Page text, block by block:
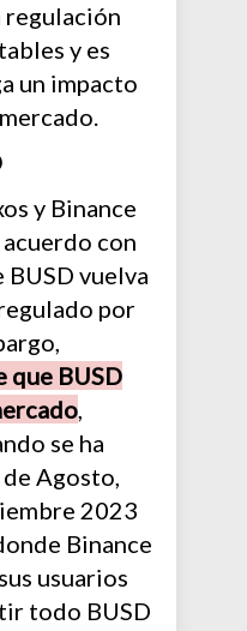
regulación
y es
un impacto
y Binance
con
BUSD vuelva
por
que BUSD
,
se ha
Agosto,
2023
Binance
usuarios
todo BUSD